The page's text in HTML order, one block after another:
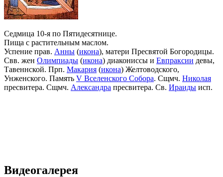
Седмица 10-я по Пятидесятнице.
Пища с растительным маслом.
Успение прав. Анны (икона), матери Пресвятой Богородицы.
Свв. жен Олимпиады (икона) диакониссы и Евпраксии девы,
Тавеннской. Прп. Макария (икона) Желтоводского,
Унженского. Память V Вселенского Собора. Сщмч. Николая
пресвитера. Сщмч. Александра пресвитера. Св. Ираиды исп.
Видеогалерея